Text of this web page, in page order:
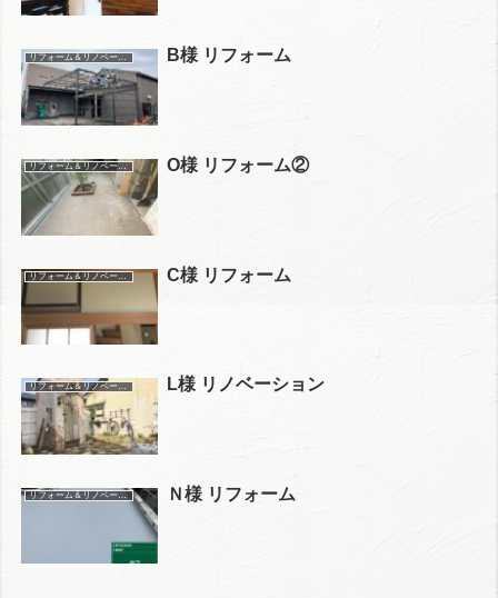
リフォーム＆リノベーション施工事例 B様 リフォーム
リフォーム＆リノベーション施工事例 O様 リフォーム②
リフォーム＆リノベーション施工事例 C様 リフォーム
リフォーム＆リノベーション施工事例 L様 リノベーション
リフォーム＆リノベーション施工事例 Ｎ様 リフォーム